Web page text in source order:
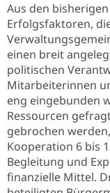
Aus den
Erfolgsfaktoren,
einen breit
politischen
Mitarbeiterinnen
eng eingebunden
Ressourcen
gebrochen
Kooperation 6 bis
Begleitung und
finanzielle Mittel.